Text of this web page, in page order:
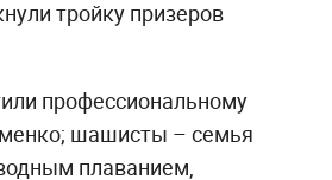
тройку призеров
профессиональному
шашисты – семья
плаванием,